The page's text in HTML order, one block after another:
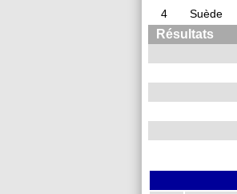
4
Suède
Résultats